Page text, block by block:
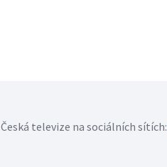
Česká televize na sociálních sítích: